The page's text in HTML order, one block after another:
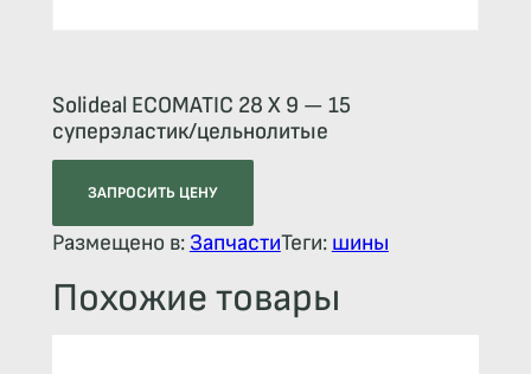
Solideal ECOMATIC 28 X 9 — 15
суперэластик/цельнолитые
ЗАПРОСИТЬ ЦЕНУ
Размещено в: ЗапчастиТеги: шины
Похожие товары